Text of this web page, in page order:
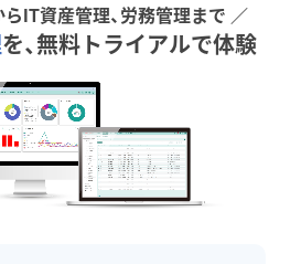
IT資産管理、労務管理まで ／
を、無料トライアルで体験